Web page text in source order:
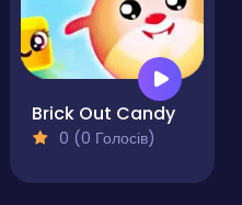
Brick Out Candy
0 (0 Голосів)